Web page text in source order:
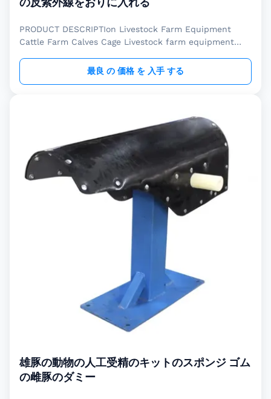
PRODUCT DESCRIPTIon Livestock Farm Equipment
Cattle Farm Calves Cage Livestock farm equipment
the 0 - 3 months calves, help them in avoiding sucking
between each other, creating and improving their
creates a highly clean living environment for calves,
reaching with the best isolation between the calves
and reducing disease
最良 の 価格 を 入手 する
雄豚の動物の人工受精のキットのスポンジ ゴム
の雌豚のダミー